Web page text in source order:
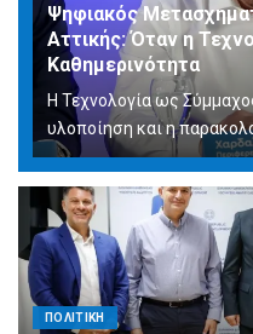
Ψηφιακός
Αττικής: Όταν η
Καθημερινότητα
Η Τεχνολογία ως
υλοποίηση και η
ΠΟΛΙΤΙΚΗ